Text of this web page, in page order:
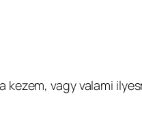
vagy valami